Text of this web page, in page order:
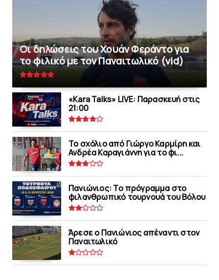
Οι δηλώσεις του Χουάν Φεράντο για
το φιλικό με τoν Παναιτωλικό (vid)
«Kara Talks» LIVE: Παρασκευή στις
21:00
Το σχόλιο από Γιώργο Καρμίρη και
Ανδρέα Καραγιάννη για το φι...
Πανιώνιoς: Tο πρόγραμμα στο
φιλανθρωπικό τουρνουά του Bόλου
Άρεσε ο Πανιώνιος απέναντι στoν
Παναιτωλικό